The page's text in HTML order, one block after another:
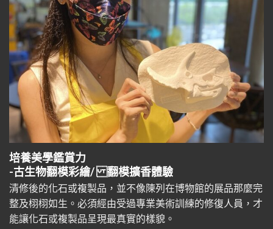
培養美學鑑賞力
-古生物翻模彩繪/ 翻模擴香體驗
清修後的化石或複製品，並不像陳列在博物館的展品那麼完
整及栩栩如生。必須經由受過專業美術訓練的修復人員，才
能讓化石或複製品呈現最真實的樣貌。